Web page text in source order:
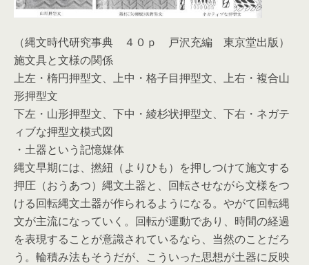
（縄文時代研究事典 ４０ｐ 戸沢充編 東京堂出版）
施文具と文様の関係
上左・楕円押型文、上中・格子目押型文、上右・複合山
形押型文
下左・山形押型文、下中・綾杉状押型文、下右・ネガテ
ィブな押型文模式図
・土器という記憶媒体
縄文早期には、撚紐（よりひも）を押しつけて施文する
押圧（おうあつ）縄文土器と、回転させながら文様をつ
ける回転縄文土器が作られるようになる。やがて回転縄
文が主流になっていく。回転が運動であり、時間の経過
を表現することが意識されているなら、当然のことだろ
う。輪積み法もそうだが、こういった思想が土器に反映